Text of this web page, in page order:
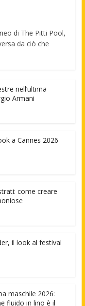
di The Pitti Pool,
da ciò che
nell’ultima
Armani
a Cannes 2026
come creare
il look al festival
maschile 2026:
fluido in lino è il